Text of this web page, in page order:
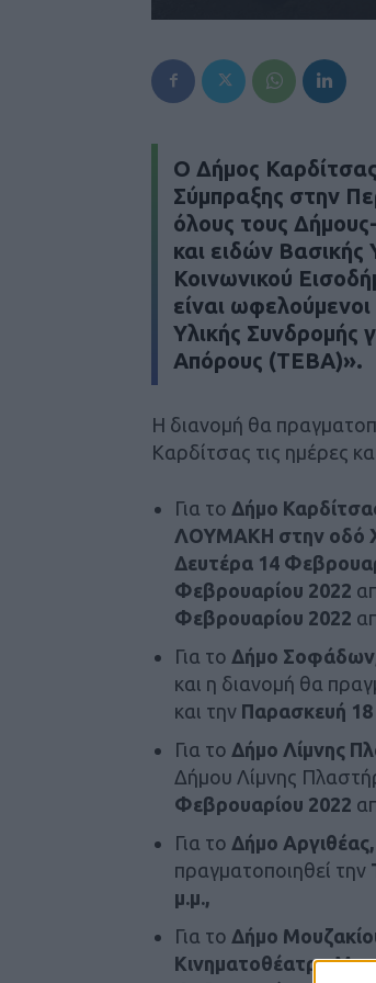
Ο Δήμος
Σύμπραξης στην
όλους τους
και ειδών Βασικής
Κοινωνικού
είναι
Υλικής Συνδρομής
Απόρους (ΤΕΒΑ)».
Η διανομή θα
Καρδίτσας τις ημέρες
Για το Δήμο
ΛΟΥΜΑΚΗ στην οδό
Δευτέρα 14
Φεβρουαρίου 2022
Φεβρουαρίου 2022
Για το Δήμο
και η διανομή θα
και την Παρασκευή
Για το Δήμο Λίμνης
Δήμου Λίμνης
Φεβρουαρίου 2022
Για το Δήμο Αργιθέας,
πραγματοποιηθεί την
μ.μ.,
Για το Δήμο
Κινηματοθέατρο